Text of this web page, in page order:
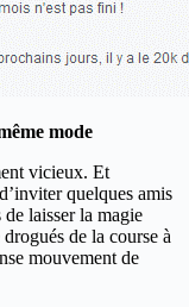
mode
vicieux. Et
quelques amis
laisser la magie
de la course à
mouvement de